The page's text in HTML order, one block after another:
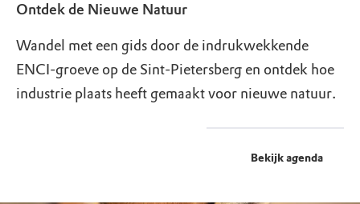
Ontdek de Nieuwe Natuur
Wandel met een gids door de indrukwekkende
ENCI-groeve op de Sint-Pietersberg en ontdek hoe
industrie plaats heeft gemaakt voor nieuwe natuur.
Bekijk agenda